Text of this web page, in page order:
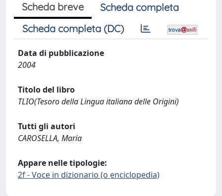
Scheda breve
Scheda completa
Scheda completa (DC)
Data di pubblicazione
2004
Titolo del libro
TLIO(Tesoro della Lingua italiana delle Origini)
Tutti gli autori
CAROSELLA, Maria
Appare nelle tipologie:
2f - Voce in dizionario (o enciclopedia)